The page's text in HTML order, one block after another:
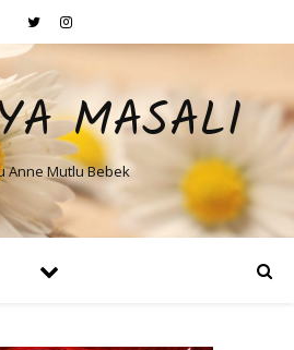
MASALI
Anne Mutlu Bebek